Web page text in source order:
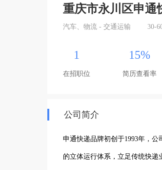
重庆市永川区申通
汽车、物流 - 交通运输 30-
1
在招职位
15%
简历查看率
公司简介
申通快递品牌初创于1993年，
的立体运行体系，立足传统快